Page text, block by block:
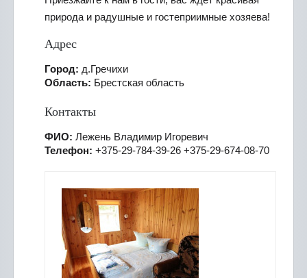
природа и радушные и гостеприимные хозяева!
Адрес
Город: д.Гречихи
Область: Брестская область
Контакты
ФИО: Лежень Владимир Игоревич
Телефон: +375-29-784-39-26 +375-29-674-08-70